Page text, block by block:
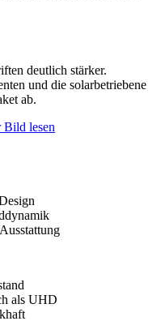
deutlich stärker.
und die solarbetriebene
ab.
Bild lesen
als UHD